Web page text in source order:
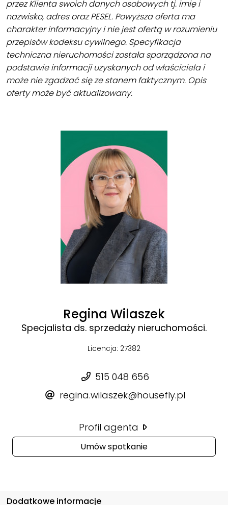
przez Klienta swoich danych osobowych tj. imię i
nazwisko, adres oraz PESEL. Powyższa oferta ma
charakter informacyjny i nie jest ofertą w rozumieniu
przepisów kodeksu cywilnego. Specyfikacja
techniczna nieruchomości została sporządzona na
podstawie informacji uzyskanych od właściciela i
może nie zgadzać się ze stanem faktycznym. Opis
oferty może być aktualizowany.
Regina Wilaszek
Specjalista ds. sprzedaży nieruchomości.
Licencja: 27382
515 048 656
regina.wilaszek@housefly.pl
Profil agenta
Umów spotkanie
Dodatkowe informacje